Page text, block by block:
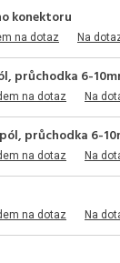
konektoru
na dotaz Na
průchodka 6-
na dotaz Na
průchodka 6-
na dotaz Na
na dotaz Na